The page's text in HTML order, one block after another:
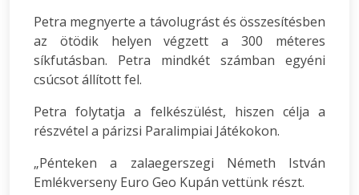
Petra megnyerte a távolugrást és összesítésben
az ötödik helyen végzett a 300 méteres
síkfutásban. Petra mindkét számban egyéni
csúcsot állított fel.
Petra folytatja a felkészülést, hiszen célja a
részvétel a párizsi Paralimpiai Játékokon.
„Pénteken a zalaegerszegi Németh István
Emlékverseny Euro Geo Kupán vettünk részt.